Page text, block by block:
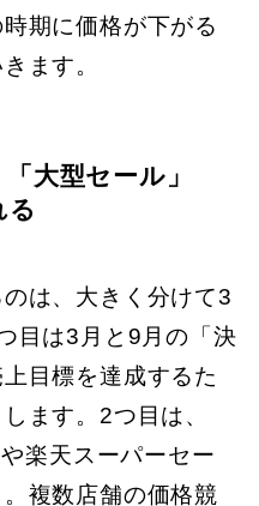
期に価格が下がる
ます。
大型セール」
る
は、大きく分けて3
目は3月と9月の「決
目標を達成するた
ます。2つ目は、
楽天スーパーセー
複数店舗の価格競